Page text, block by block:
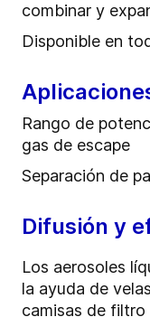
combinar y
Disponible en
Rango de
gas de escape
Separación de
Difusión y
Los aerosoles
la ayuda de
camisas de